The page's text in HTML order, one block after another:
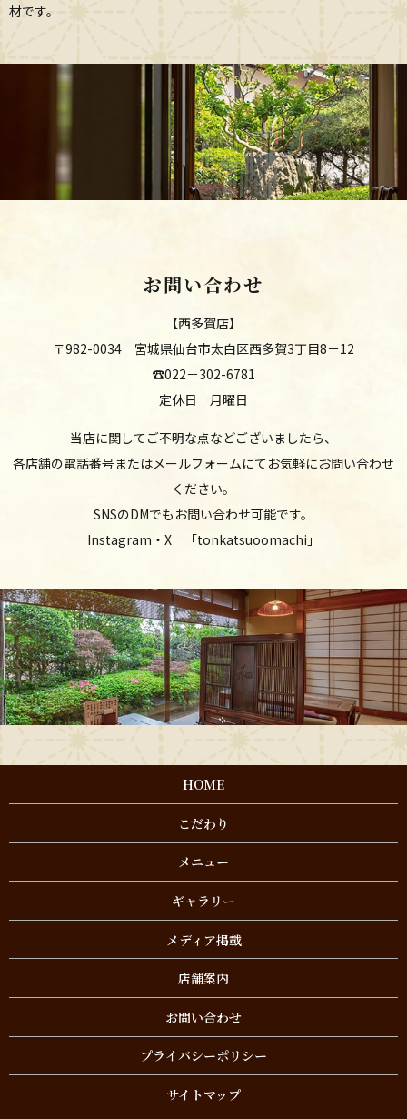
材です。
お問い合わせ
【西多賀店】
〒982-0034 宮城県仙台市太白区西多賀3丁目8－12
☎022－302-6781
定休日 月曜日
当店に関してご不明な点などございましたら、
各店舗の電話番号またはメールフォームにてお気軽にお問い合わせ
ください。
SNSのDMでもお問い合わせ可能です。
Instagram・X 「tonkatsuoomachi」
HOME
こだわり
メニュー
ギャラリー
メディア掲載
店舗案内
お問い合わせ
プライバシーポリシー
サイトマップ